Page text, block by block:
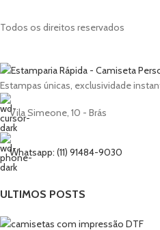
Todos os direitos reservados
Estampas únicas, exclusividade
Vila Simeone, 10 - Brás
Whatsapp: (11) 91484-9030
ULTIMOS POSTS